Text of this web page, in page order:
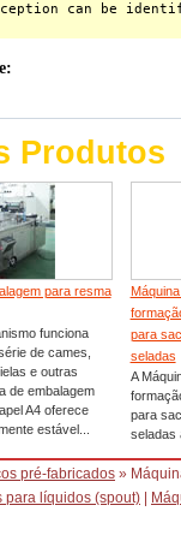
Produtos
para resma
funciona
de cames,
e outras
de embalagem
A4 oferece
estável...
para
seladas
A
para
seladas
pré-fabricados »
para líquidos (spout)